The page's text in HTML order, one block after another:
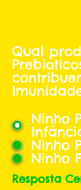
Qual
Ninho
Ninho
Ninho
Resposta